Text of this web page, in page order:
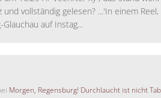
und vollständig gelesen? ...'In einem
auf Instag...
Morgen, Regensburg! Durchlaucht ist nicht